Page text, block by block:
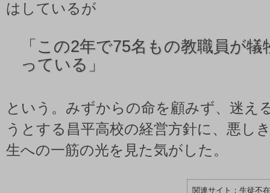
はしているが
「 この2年で75名もの教職員が
っている」
という。みずからの命を顧みず、迷え
うとする昌平高校の経営方針に、悪し
生への一筋の光を見た気がした。
生徒不